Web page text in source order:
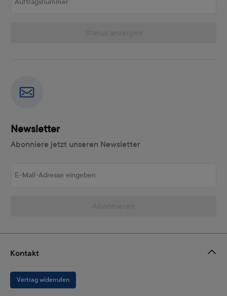
Newsletter
Abonniere jetzt unseren Newsletter
Kontakt
Vertrag widerrufen